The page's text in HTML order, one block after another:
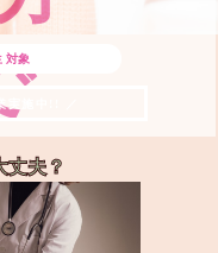
対象
実施中!! ／
丈夫？